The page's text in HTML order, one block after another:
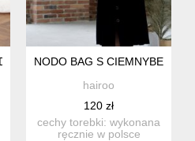
MAŁA KOPERTÓWKA Z PASKIEM
NODO BAG S CIEMNYBEŻ
hairoo
120 zł
cechy torebki: wykonana
ręcznie w polsce